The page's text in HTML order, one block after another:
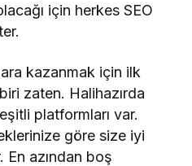
için herkes SEO
kazanmak için ilk
zaten. Halihazırda
platformları var.
göre size iyi
En azından boş